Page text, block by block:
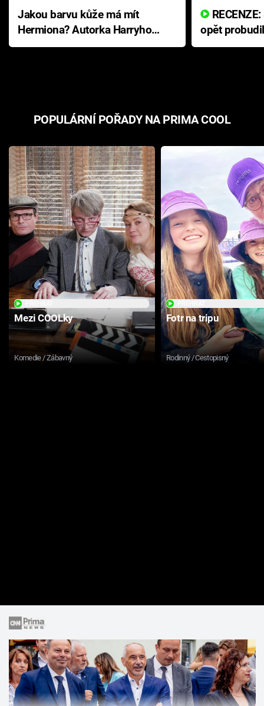
Jakou barvu kůže má mít
Hermiona? Autorka Harryho
Pottera přišla s ráznou
opět
přichází s
POPULÁRNÍ POŘADY NA PRIMA COOL
Mezi COOLky
Komedie / Zábavný
Fotr na tripu
Rodinný / Cestopisný